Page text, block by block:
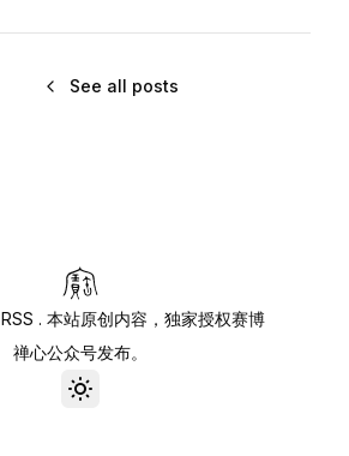
See all posts
RSS . 本站原创内容，独家授权赛博
禅心公众号发布。
Toggle theme